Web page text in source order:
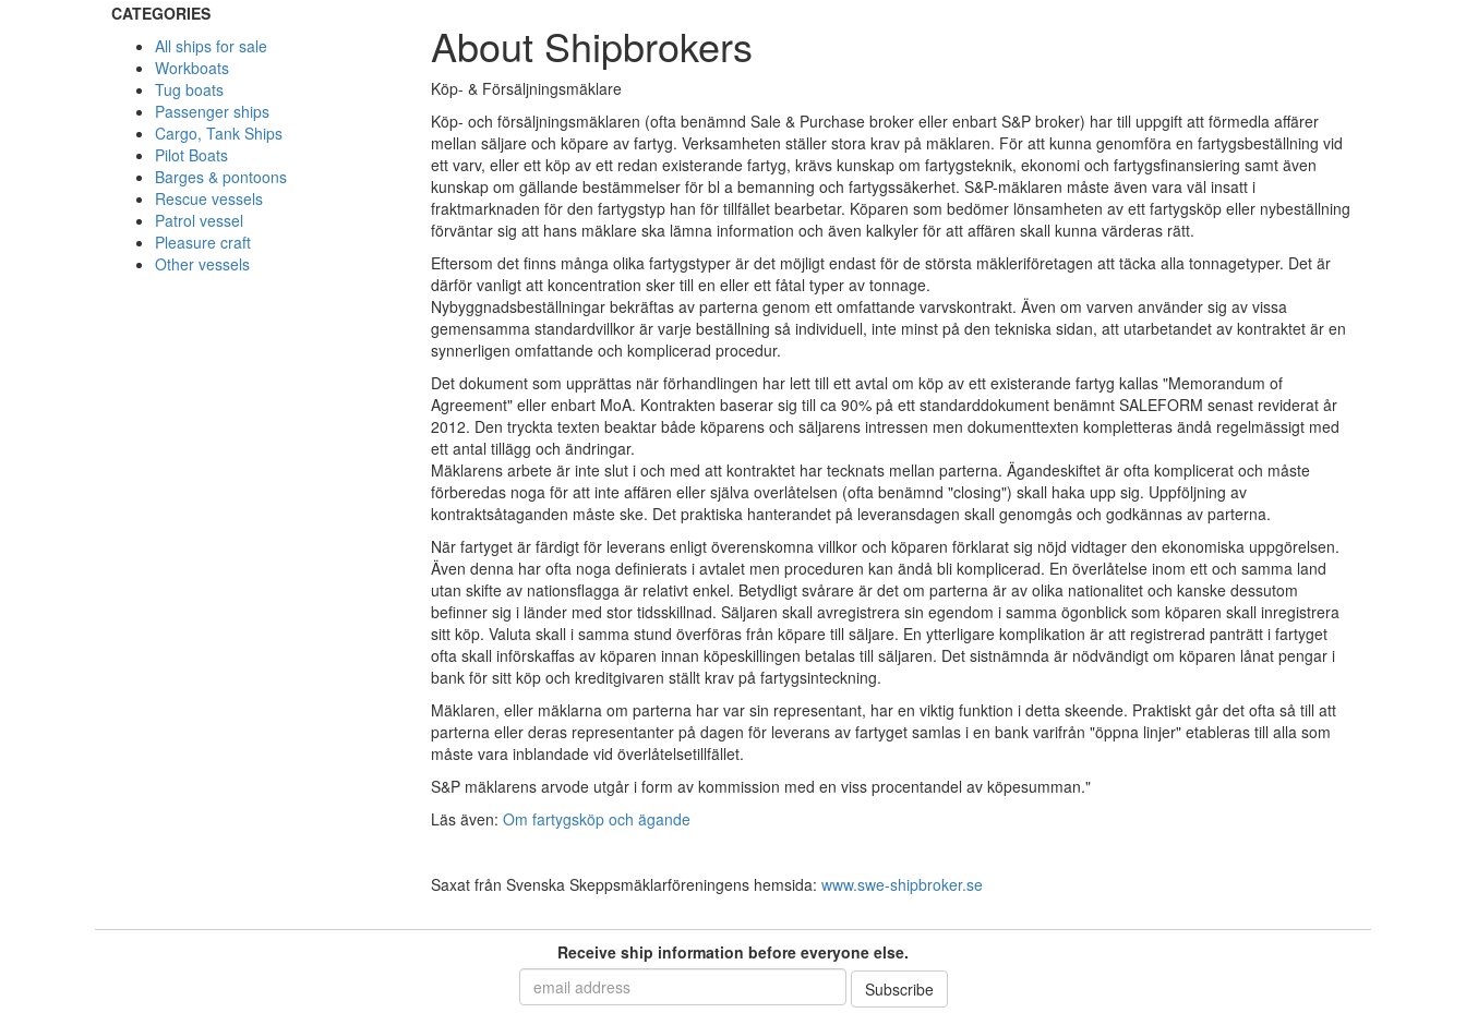
CATEGORIES
All ships for sale
Workboats
Tug boats
Passenger ships
Cargo, Tank Ships
Pilot Boats
Barges & pontoons
Rescue vessels
Patrol vessel
Pleasure craft
Other vessels
About Shipbrokers
Köp- & Försäljningsmäklare
Köp- och försäljningsmäklaren (ofta benämnd Sale & Purchase broker eller enbart S&P broker) har till uppgift att förmedla affärer
mellan säljare och köpare av fartyg. Verksamheten ställer stora krav på mäklaren. För att kunna genomföra en fartygsbeställning vid
ett varv, eller ett köp av ett redan existerande fartyg, krävs kunskap om fartygsteknik, ekonomi och fartygsfinansiering samt även
kunskap om gällande bestämmelser för bl a bemanning och fartygssäkerhet. S&P-mäklaren måste även vara väl insatt i
fraktmarknaden för den fartygstyp han för tillfället bearbetar. Köparen som bedömer lönsamheten av ett fartygsköp eller nybeställning
förväntar sig att hans mäklare ska lämna information och även kalkyler för att affären skall kunna värderas rätt.
Eftersom det finns många olika fartygstyper är det möjligt endast för de största mäkleriföretagen att täcka alla tonnagetyper. Det är
därför vanligt att koncentration sker till en eller ett fåtal typer av tonnage.
Nybyggnadsbeställningar bekräftas av parterna genom ett omfattande varvskontrakt. Även om varven använder sig av vissa
gemensamma standardvillkor är varje beställning så individuell, inte minst på den tekniska sidan, att utarbetandet av kontraktet är en
synnerligen omfattande och komplicerad procedur.
Det dokument som upprättas när förhandlingen har lett till ett avtal om köp av ett existerande fartyg kallas "Memorandum of
Agreement" eller enbart MoA. Kontrakten baserar sig till ca 90% på ett standarddokument benämnt SALEFORM senast reviderat år
2012. Den tryckta texten beaktar både köparens och säljarens intressen men dokumenttexten kompletteras ändå regelmässigt med
ett antal tillägg och ändringar.
Mäklarens arbete är inte slut i och med att kontraktet har tecknats mellan parterna. Ägandeskiftet är ofta komplicerat och måste
förberedas noga för att inte affären eller själva overlåtelsen (ofta benämnd "closing") skall haka upp sig. Uppföljning av
kontraktsåtaganden måste ske. Det praktiska hanterandet på leveransdagen skall genomgås och godkännas av parterna.
När fartyget är färdigt för leverans enligt överenskomna villkor och köparen förklarat sig nöjd vidtager den ekonomiska uppgörelsen.
Även denna har ofta noga definierats i avtalet men proceduren kan ändå bli komplicerad. En överlåtelse inom ett och samma land
utan skifte av nationsflagga är relativt enkel. Betydligt svårare är det om parterna är av olika nationalitet och kanske dessutom
befinner sig i länder med stor tidsskillnad. Säljaren skall avregistrera sin egendom i samma ögonblick som köparen skall inregistrera
sitt köp. Valuta skall i samma stund överföras från köpare till säljare. En ytterligare komplikation är att registrerad panträtt i fartyget
ofta skall införskaffas av köparen innan köpeskillingen betalas till säljaren. Det sistnämnda är nödvändigt om köparen lånat pengar i
bank för sitt köp och kreditgivaren ställt krav på fartygsinteckning.
Mäklaren, eller mäklarna om parterna har var sin representant, har en viktig funktion i detta skeende. Praktiskt går det ofta så till att
parterna eller deras representanter på dagen för leverans av fartyget samlas i en bank varifrån "öppna linjer" etableras till alla som
måste vara inblandade vid överlåtelsetillfället.
S&P mäklarens arvode utgår i form av kommission med en viss procentandel av köpesumman."
Läs även: Om fartygsköp och ägande
Saxat från Svenska Skeppsmäklarföreningens hemsida: www.swe-shipbroker.se
Receive ship information before everyone else.